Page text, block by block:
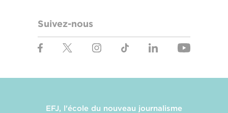
Suivez-nous
EFJ, l'école du nouveau journalisme